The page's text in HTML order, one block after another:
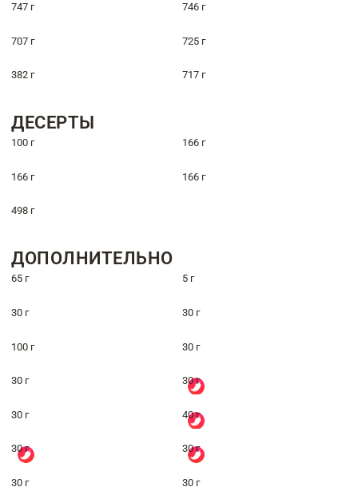
747 г 746 г
707 г 725 г
382 г 717 г
ДЕСЕРТЫ
100 г 166 г
166 г 166 г
498 г
ДОПОЛНИТЕЛЬНО
65 г 5 г
30 г 30 г
100 г 30 г
30 г 30 г
30 г 40 г
30 г 30 г
30 г 30 г